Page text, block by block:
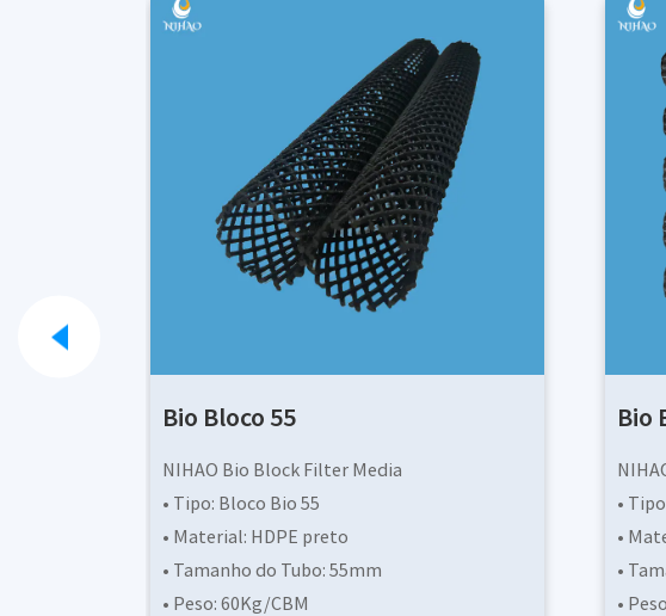
Bio Bloco 50
NIHAO Bio Block Filter Media
• Tipo: Bloco Bio 50
• Material: HDPE preto
• Tamanho do Tubo: 50mm
• Peso: 70Kg /CBM
•
•
•
•